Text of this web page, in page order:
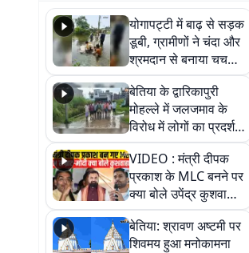
योगापट्टी में बाढ़ से सड़क
डूबी, ग्रामीणों ने चंदा और
श्रमदान से बनाया चचरी
पुल
बेतिया के द्वारिकापुरी
मोहल्ले में जलजमाव के
विरोध में लोगों का प्रदर्शन,
स्थायी समाधान की मांग
VIDEO : मंत्री दीपक
प्रकाश के MLC बनने पर
क्या बोले उपेंद्र कुशवाहा,
सुनिए
बेतिया: श्रावण अष्टमी पर
शिवमय हुआ मनोकामना